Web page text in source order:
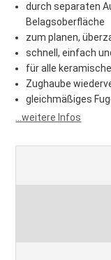
durch separaten
Belagsoberfläche
zum planen,
schnell, einfach
für alle
Zughaube
gleichmäßiges
...weitere Infos